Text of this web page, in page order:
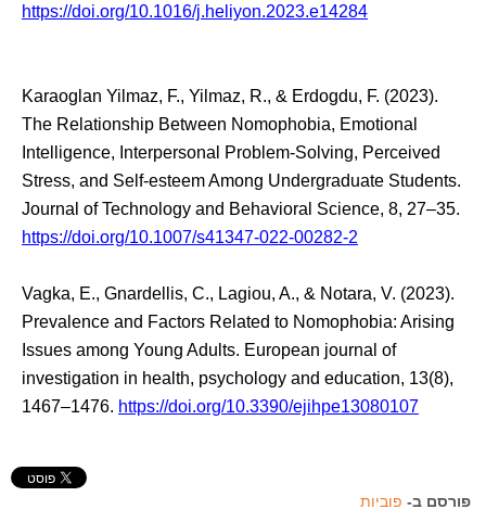
https://doi.org/10.1016/j.heliyon.2023.e14284
Karaoglan Yilmaz, F., Yilmaz, R., & Erdogdu, F. (2023).
The Relationship Between Nomophobia, Emotional
Intelligence, Interpersonal Problem-Solving, Perceived
Stress, and Self-esteem Among Undergraduate Students.
Journal of Technology and Behavioral Science, 8, 27–35.
https://doi.org/10.1007/s41347-022-00282-2
Vagka, E., Gnardellis, C., Lagiou, A., & Notara, V. (2023).
Prevalence and Factors Related to Nomophobia: Arising
Issues among Young Adults. European journal of
investigation in health, psychology and education, 13(8),
1467–1476. https://doi.org/10.3390/ejihpe13080107
פורסם ב- פוביות